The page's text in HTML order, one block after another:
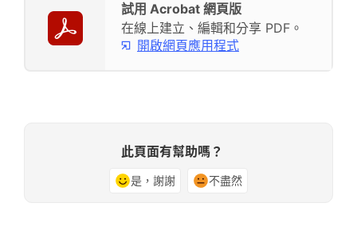
試用 Acrobat 網頁版
在線上建立、編輯和分享 PDF。
開啟網頁應用程式
此頁面有幫助嗎？
是，謝謝 不盡然